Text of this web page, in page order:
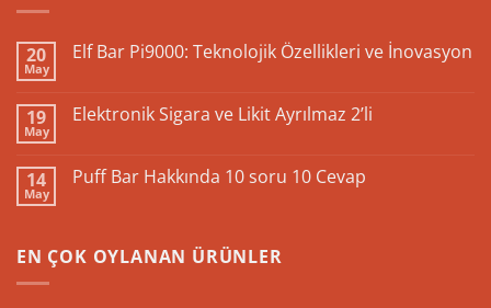
20
May
Elf Bar Pi9000: Teknolojik Özellikleri ve İnovasyon
Bar
ve
İnovasyon
19
May
Elektronik Sigara ve Likit Ayrılmaz 2’li
Sigara
14
May
Puff Bar Hakkında 10 soru 10 Cevap
Hakkında
EN ÇOK OYLANAN ÜRÜNLER